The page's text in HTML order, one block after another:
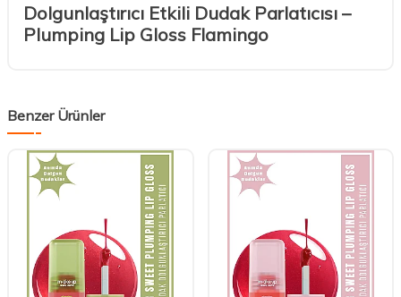
Dolgunlaştırıcı Etkili Dudak Parlatıcısı –
Plumping Lip Gloss Flamingo
Benzer Ürünler